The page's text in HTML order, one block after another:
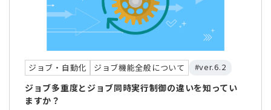
ジョブ・自動化 ジョブ機能全般について #ver.6.2
ジョブ多重度とジョブ同時実行制御の違いを知ってい
ますか？